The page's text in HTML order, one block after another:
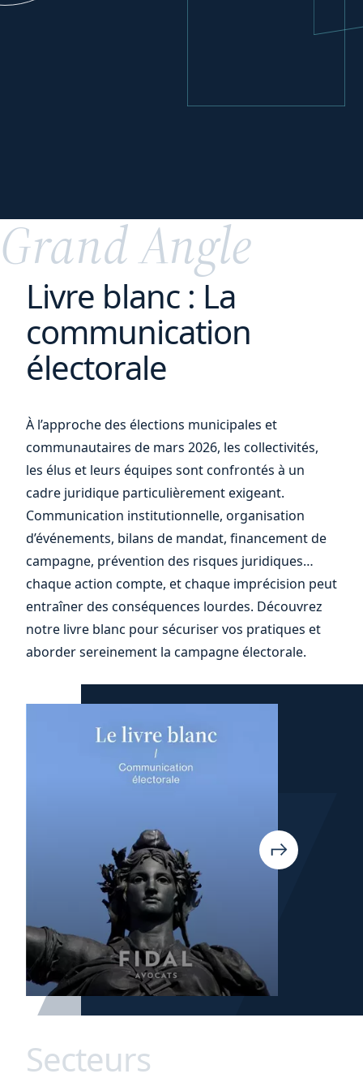
Grand Angle
Livre blanc : La
communication
électorale
À l’approche des élections municipales et
communautaires de mars 2026, les collectivités,
les élus et leurs équipes sont confrontés à un
cadre juridique particulièrement exigeant.
Communication institutionnelle, organisation
d’événements, bilans de mandat, financement de
campagne, prévention des risques juridiques…
chaque action compte, et chaque imprécision peut
entraîner des conséquences lourdes. Découvrez
notre livre blanc pour sécuriser vos pratiques et
aborder sereinement la campagne électorale.
Secteurs